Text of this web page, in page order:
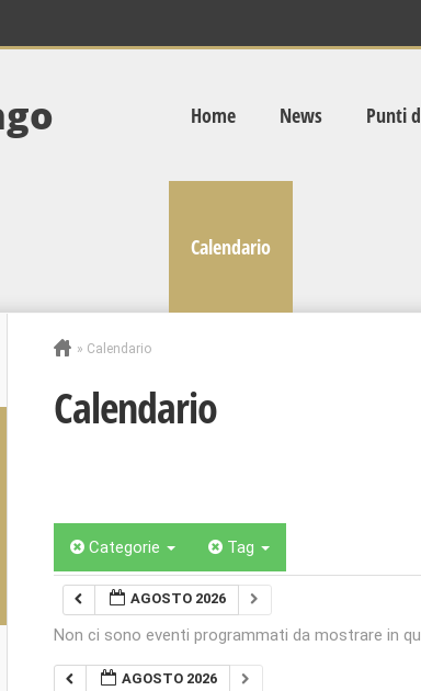
Home News Punti
Calendario
» Calendario
Calendario
Categorie Tag
AGOSTO 2026
Non ci sono eventi programmati da mostrare in
AGOSTO 2026